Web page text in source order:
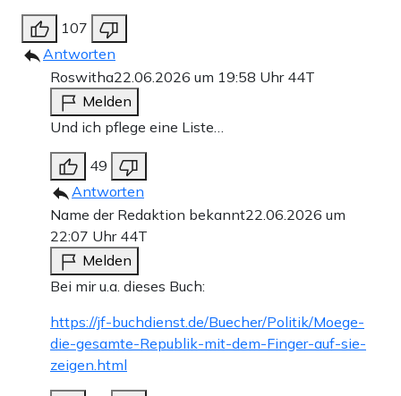
107
Antworten
Roswitha22.06.2026 um 19:58 Uhr 44T
Melden
Und ich pflege eine Liste…
49
Antworten
Name der Redaktion bekannt22.06.2026 um
22:07 Uhr 44T
Melden
Bei mir u.a. dieses Buch:
https://jf-buchdienst.de/Buecher/Politik/Moege-
die-gesamte-Republik-mit-dem-Finger-auf-sie-
zeigen.html